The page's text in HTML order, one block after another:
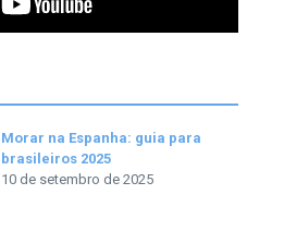
Morar na Espanha: guia para
brasileiros 2025
10 de setembro de 2025